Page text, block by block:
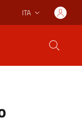
Lingua attiva:
ITA